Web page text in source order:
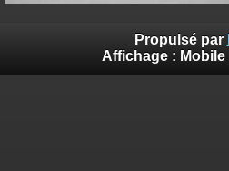
Propulsé par
Affichage : Mobile